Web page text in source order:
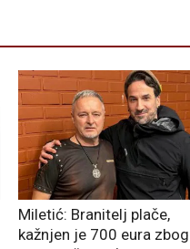
Miletić: Branitelj plače,
kažnjen je 700 eura zbog